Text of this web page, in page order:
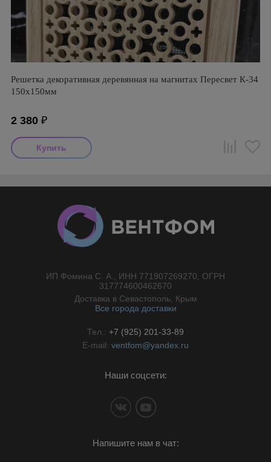
Решетка декоративная деревянная на магнитах Пересвет К-34
150х150мм
2 380 ₽
ИП Фомина С. А., ИНН 771907269270, ОГРН
317774600462670
Доставка в Севастополь, Крым
Все города доставки
Тел.: +7 (925) 201-33-89
E-mail: ventfom@yandex.ru
Наши соцсети:
Напишите нам в чат: